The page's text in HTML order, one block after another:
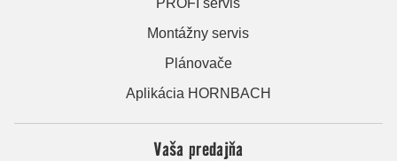
PROFI servis
Montážny servis
Plánovače
Aplikácia HORNBACH
Vaša predajňa